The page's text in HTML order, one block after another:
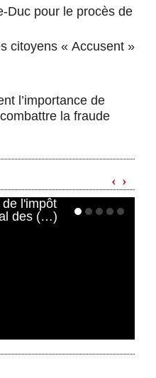
Duc pour le procès de
citoyens « Accusent »
l’importance de
la fraude
‹ ›